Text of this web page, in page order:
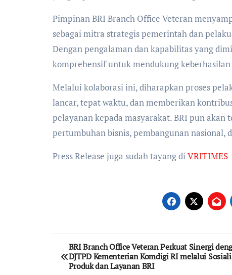
Pimpinan BRI Branch Office Veteran
sebagai mitra strategis pemerintah dan
Dengan pengalaman dan kapabilitas yang
komprehensif untuk mendukung
Melalui kolaborasi ini, diharapkan proses
lancar, tepat waktu, dan memberikan
pelayanan kepada masyarakat. BRI pun
pertumbuhan bisnis, pembangunan nasional,
Press Release juga sudah tayang diVRITIMES
Post
navigation
BRI Branch Office Veteran Perkuat Sinergi
DJTPD Kementerian Komdigi RI melalui
Produk dan Layanan BRI